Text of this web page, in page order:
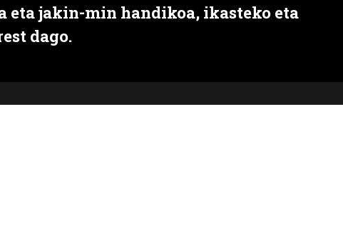
eta jakin-min handikoa, ikasteko eta
dago.